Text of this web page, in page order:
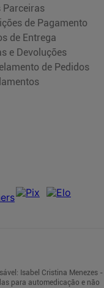
Parceiras
de Pagamento
de Entrega
e Devoluções
de Pedidos
Isabel Cristina Menezes -
para automedicação e não